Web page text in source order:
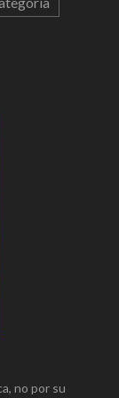
no por su